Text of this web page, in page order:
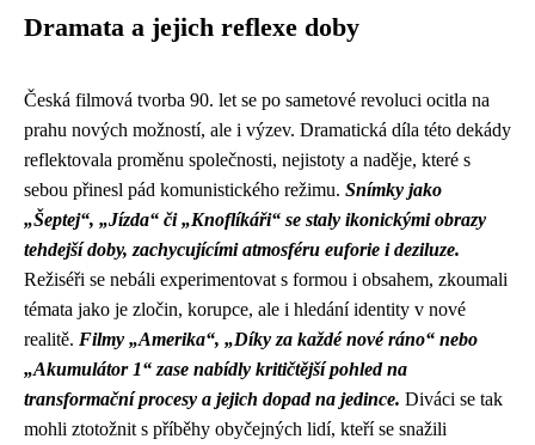
Dramata a jejich reflexe doby
Česká filmová tvorba 90. let se po sametové revoluci ocitla na
prahu nových možností, ale i výzev. Dramatická díla této dekády
reflektovala proměnu společnosti, nejistoty a naděje, které s
sebou přinesl pád komunistického režimu. Snímky jako
„Šeptej“, „Jízda“ či „Knoflíkáři“ se staly ikonickými obrazy
tehdejší doby, zachycujícími atmosféru euforie i deziluze.
Režiséři se nebáli experimentovat s formou i obsahem, zkoumali
témata jako je zločin, korupce, ale i hledání identity v nové
realitě. Filmy „Amerika“, „Díky za každé nové ráno“ nebo
„Akumulátor 1“ zase nabídly kritičtější pohled na
transformační procesy a jejich dopad na jedince. Diváci se tak
mohli ztotožnit s příběhy obyčejných lidí, kteří se snažili